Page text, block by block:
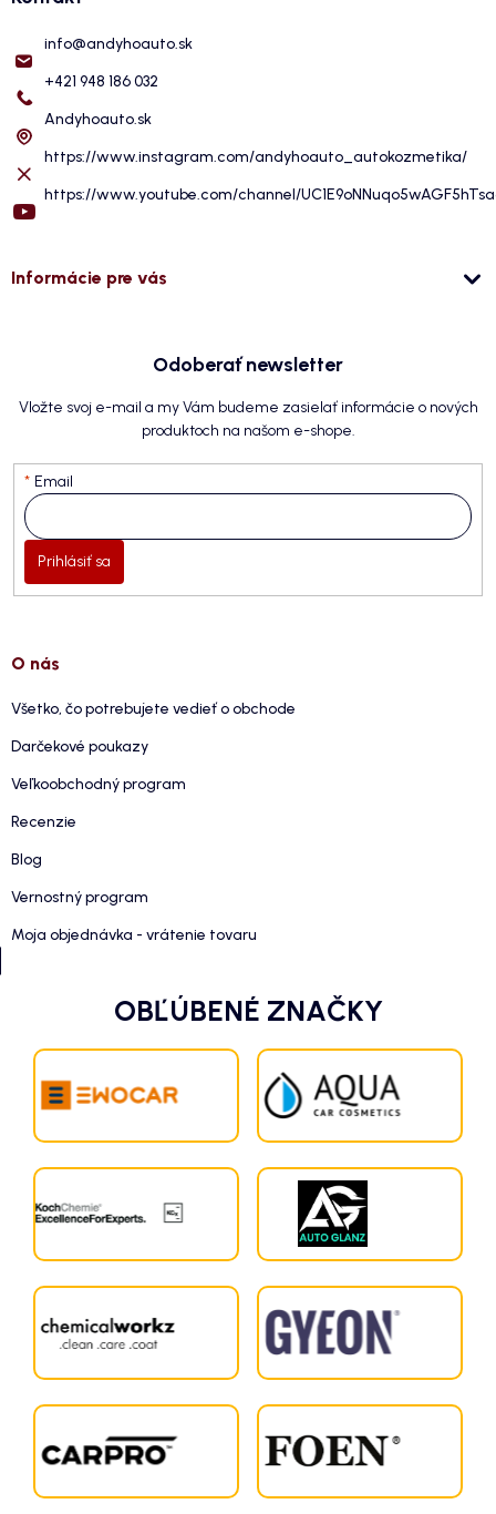
info@andyhoauto.sk
+421 948 186 032
Andyhoauto.sk
https://www.instagram.com/andyhoauto_autokozmetika/
https://www.youtube.com/channel/
Informácie pre vás
Odoberať newsletter
Vložte svoj e-mail a my Vám budeme zasielať informácie o nových
produktoch na našom e-shope.
Email
Prihlásiť sa
O nás
Všetko, čo potrebujete vedieť o obchode
Darčekové poukazy
Veľkoobchodný program
Recenzie
Blog
Vernostný program
Moja objednávka - vrátenie tovaru
OBĽÚBENÉ ZNAČKY